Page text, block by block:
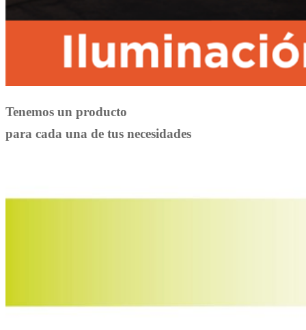
Tenemos un producto
para cada una de tus necesidades